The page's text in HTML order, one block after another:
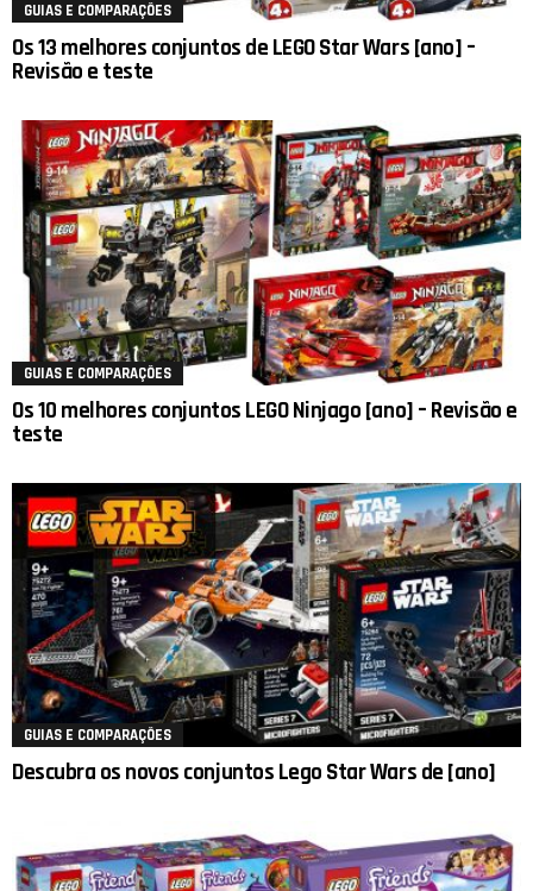
GUIAS E COMPARAÇÕES
Os 13 melhores conjuntos de LEGO Star Wars [ano] –
Revisão e teste
GUIAS E COMPARAÇÕES
Os 10 melhores conjuntos LEGO Ninjago [ano] – Revisão e
teste
GUIAS E COMPARAÇÕES
Descubra os novos conjuntos Lego Star Wars de [ano]